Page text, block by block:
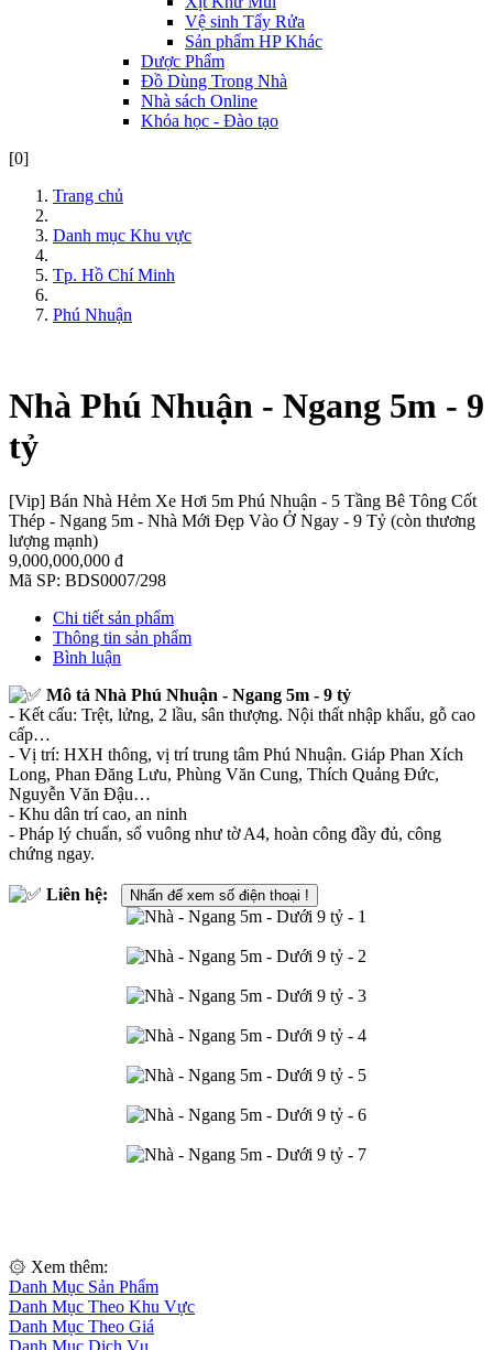
Vệ sinh Tẩy Rửa
Sản phẩm HP Khác
Dược Phẩm
Đồ Dùng Trong Nhà
Nhà sách Online
Khóa học - Đào tạo
[0]
Trang chủ
Danh mục Khu vực
Tp. Hồ Chí Minh
Phú Nhuận
Nhà Phú Nhuận - Ngang 5m - 9
tỷ
[Vip] Bán Nhà Hẻm Xe Hơi 5m Phú Nhuận - 5 Tầng Bê Tông Cốt
Thép - Ngang 5m - Nhà Mới Đẹp Vào Ở Ngay - 9 Tỷ (còn thương
lượng mạnh)
9,000,000,000 đ
Mã SP: BDS0007/298
Chi tiết sản phẩm
Thông tin sản phẩm
Bình luận
Mô tả Nhà Phú Nhuận - Ngang 5m - 9 tỷ
- Kết cấu: Trệt, lửng, 2 lầu, sân thượng. Nội thất nhập khẩu, gỗ cao
cấp…
- Vị trí: HXH thông, vị trí trung tâm Phú Nhuận. Giáp Phan Xích
Long, Phan Đăng Lưu, Phùng Văn Cung, Thích Quảng Đức,
Nguyễn Văn Đậu…
- Khu dân trí cao, an ninh
- Pháp lý chuẩn, sổ vuông như tờ A4, hoàn công đầy đủ, công
chứng ngay.
Liên hệ: Nhấn để xem số điện thoại !
۞ Xem thêm:
Danh Mục Sản Phẩm
Danh Mục Theo Khu Vực
Danh Mục Theo Giá
Danh Mục Dịch Vụ